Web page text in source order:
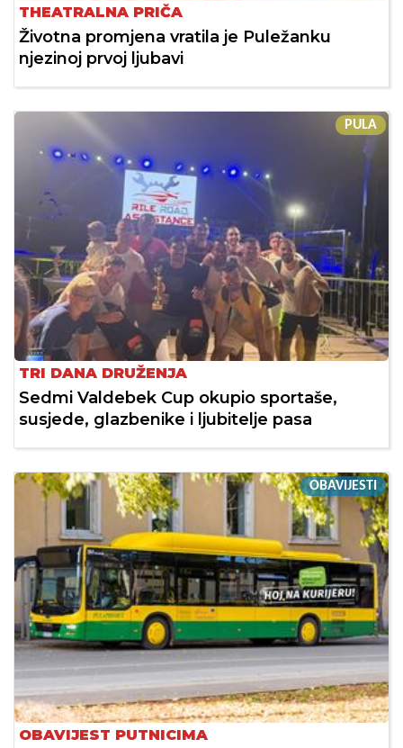
THEATRALNA PRIČA
Životna promjena vratila je Puležanku
njezinoj prvoj ljubavi
PULA
TRI DANA DRUŽENJA
Sedmi Valdebek Cup okupio sportaše,
susjede, glazbenike i ljubitelje pasa
OBAVIJESTI
OBAVIJEST PUTNICIMA